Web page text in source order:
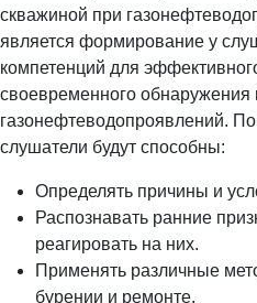
скважиной при
является формирование у
компетенций для
своевременного обнаружения
газонефтеводопроявлений.
слушатели будут способны:
Определять причины и
Распознавать ранние
реагировать на них.
Применять различные
бурении и ремонте.